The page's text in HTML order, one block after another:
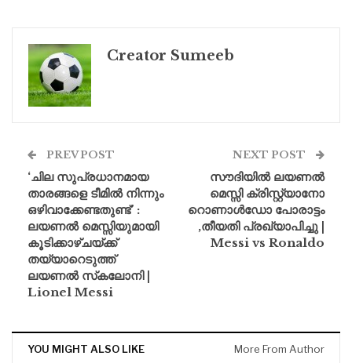
Creator Sumeeb
PREV POST
‘ചില സുപ്രധാനമായ
താരങ്ങളെ ടീമിൽ നിന്നും
ഒഴിവാക്കേണ്ടതുണ്ട്’ :
ലയണൽ മെസ്സിയുമായി
കൂടിക്കാഴ്ചയ്ക്ക്
തയ്യാറെടുത്ത്
ലയണൽ സ്‌കലോനി |
Lionel Messi
NEXT POST
സൗദിയിൽ ലയണൽ
മെസ്സി ക്രിസ്റ്റ്യാനോ
റൊണാൾഡോ പോരാട്ടം
,തീയതി പ്രഖ്യാപിച്ചു |
Messi vs Ronaldo
YOU MIGHT ALSO LIKE More From Author